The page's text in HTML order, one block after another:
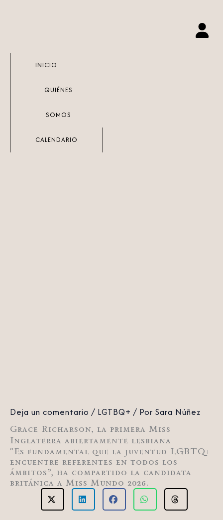
INICIO
QUIÉNES
SOMOS
CALENDARIO
Deja un comentario / LGTBQ+ / Por Sara Núñez
Grace Richarson, la primera Miss
Inglaterra abiertamente lesbiana
"Es fundamental que la juventud LGBTQ+
encuentre referentes en todos los
ámbitos”, ha compartido la candidata
británica a Miss Mundo 2026.